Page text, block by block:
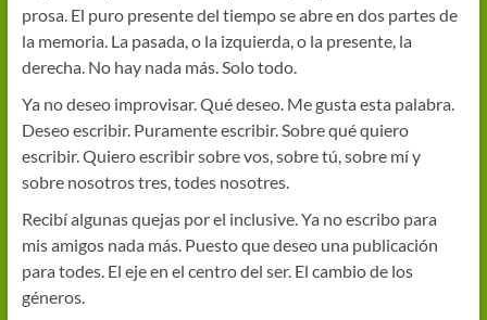
prosa. El puro presente del tiempo se abre en dos partes de
la memoria. La pasada, o la izquierda, o la presente, la
derecha. No hay nada más. Solo todo.
Ya no deseo improvisar. Qué deseo. Me gusta esta palabra.
Deseo escribir. Puramente escribir. Sobre qué quiero
escribir. Quiero escribir sobre vos, sobre tú, sobre mí y
sobre nosotros tres, todes nosotres.
Recibí algunas quejas por el inclusive. Ya no escribo para
mis amigos nada más. Puesto que deseo una publicación
para todes. El eje en el centro del ser. El cambio de los
géneros.